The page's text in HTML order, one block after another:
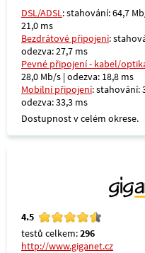
DSL/ADSL: stahování: 64,7
21,0 ms
Bezdrátové připojení:
odezva: 27,7 ms
Pevné připojení - kabel/
28,0 Mb/s | odezva: 18,8 ms
Mobilní připojení: stahování:
odezva: 33,3 ms
Dostupnost v celém okrese.
4.5
testů celkem:296
http://www.giganet.cz